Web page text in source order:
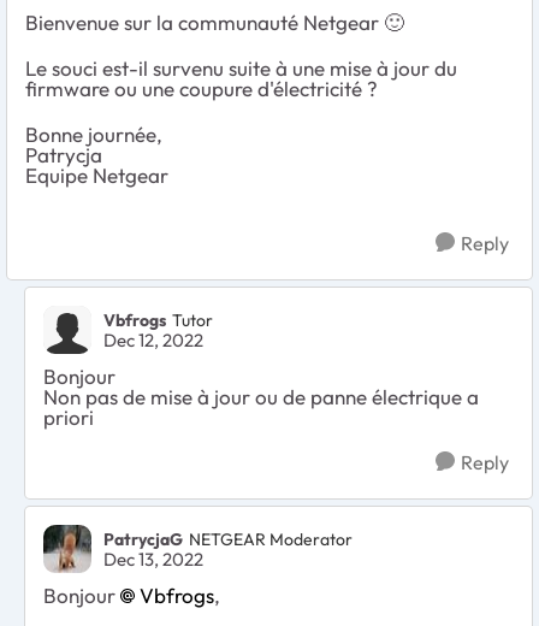
Bienvenue sur la communauté Netgear 🙂
Le souci est-il survenu suite à une mise à jour du
firmware ou une coupure d'électricité ?
Bonne journée,
Patrycja
Equipe Netgear
Reply
Vbfrogs Tutor
Dec 12, 2022
Bonjour
Non pas de mise à jour ou de panne électrique a
priori
Reply
PatrycjaG NETGEAR Moderator
Dec 13, 2022
Bonjour Vbfrogs,